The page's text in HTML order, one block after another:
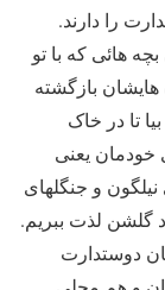
را دارند.
هائی که با تو
هایشان بازگشته
تا در خاک
یعنی
و جنگلهای
گلشن لذت ببریم.
دوستدارت